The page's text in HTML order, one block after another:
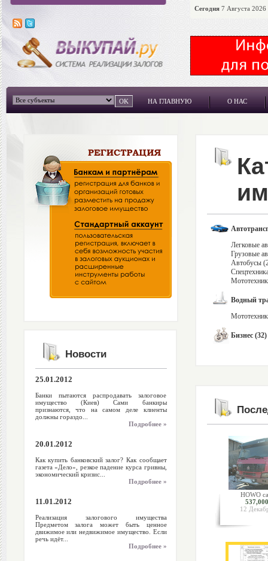
Сегодня7 Августа 2026
НА ГЛАВНУЮ О НАС
Новости
25.01.2012
Банки пытаются распродавать залоговое
имущество (Киев) Сами банкиры
признаются, что на самом деле клиенты
должны гораздо...
Подробнее »
20.01.2012
Как купить банковский залог? Как сообщает
газета «Дело», резкое падение курса гривны,
экономический кризис...
Подробнее »
11.01.2012
Реализация залогового имущества
Предметом залога может быть ценное
движимое или недвижимое имущество. Если
речь идёт...
Подробнее »
Легковые
Грузовые
Автобусы
Водный
Бизнес (32)
HOWO
12